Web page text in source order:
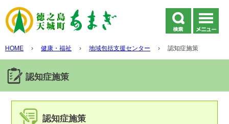
HOME › 健康・福祉 › 地域包括支援センター › 認知症施策
認知症施策
認知症施策